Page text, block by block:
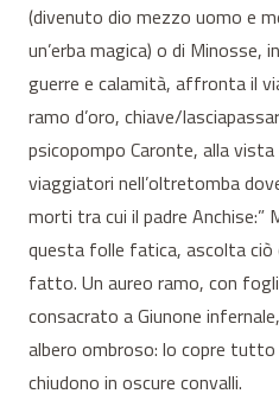
(divenuto dio mezzo uomo e
un’erba magica) o di Minosse,
guerre e calamità, affronta il
ramo d’oro, chiave/
psicopompo Caronte, alla
viaggiatori nell’oltretomba
morti tra cui il padre
questa folle fatica, ascolta ciò
fatto. Un aureo ramo, con
consacrato a Giunone
albero ombroso: lo copre tutto
chiudono in oscure convalli.